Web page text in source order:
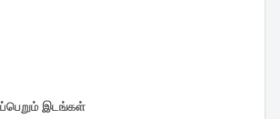
இடங்கள்